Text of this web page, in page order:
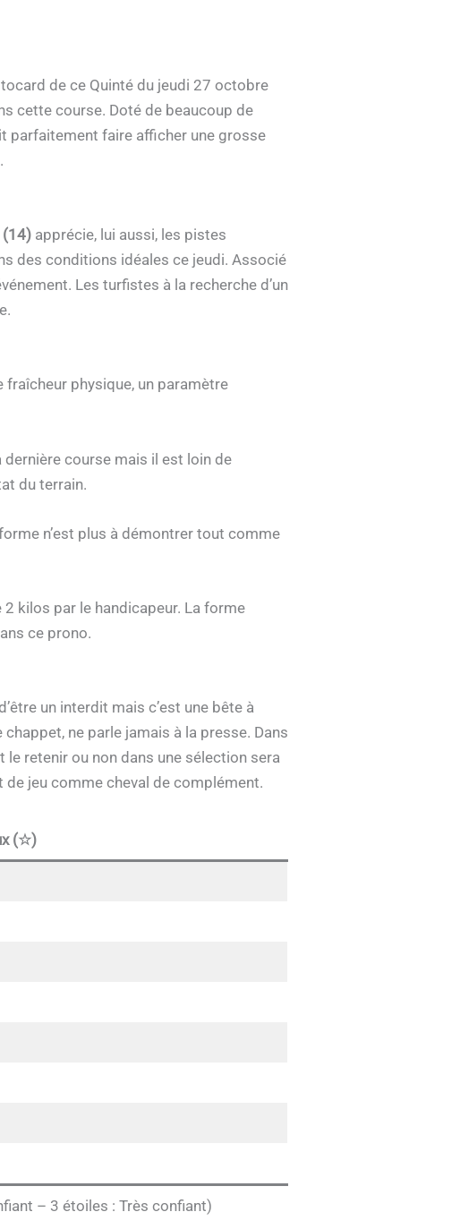
de ce Quinté du jeudi 27 octobre
cette course. Doté de beaucoup de
parfaitement faire afficher une grosse
(14) apprécie, lui aussi, les pistes
des conditions idéales ce jeudi. Associé
Les turfistes à la recherche d’un
fraîcheur physique, un paramètre
course mais il est loin de
du terrain.
n’est plus à démontrer tout comme
kilos par le handicapeur. La forme
ce prono.
un interdit mais c’est une bête à
ne parle jamais à la presse. Dans
retenir ou non dans une sélection sera
de jeu comme cheval de complément.
(☆)
– 3 étoiles : Très confiant)